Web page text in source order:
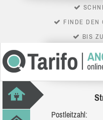
FINDE DEN
BIS
Postleitzahl: